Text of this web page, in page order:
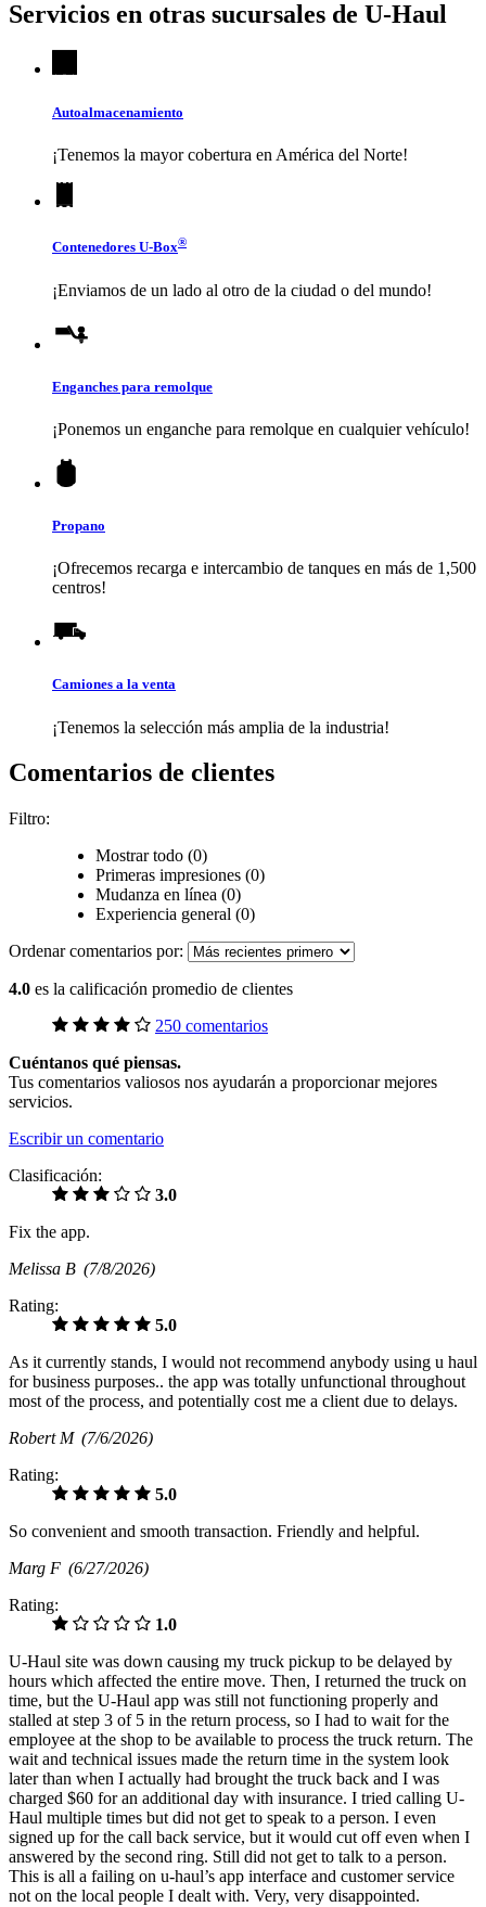
Servicios en otras sucursales de U-Haul
Autoalmacenamiento
¡Tenemos la mayor cobertura en América del Norte!
Contenedores U-Box®
¡Enviamos de un lado al otro de la ciudad o del mundo!
Enganches para remolque
¡Ponemos un enganche para remolque en cualquier vehículo!
Propano
¡Ofrecemos recarga e intercambio de tanques en más de 1,500
centros!
Camiones a la venta
¡Tenemos la selección más amplia de la industria!
Comentarios de clientes
Filtro:
Mostrar todo (0)
Primeras impresiones (0)
Mudanza en línea (0)
Experiencia general (0)
Ordenar comentarios por:
4.0 es la calificación promedio de clientes
250 comentarios
Cuéntanos qué piensas.
Tus comentarios valiosos nos ayudarán a proporcionar mejores
servicios.
Escribir un comentario
Clasificación:
3.0
Fix the app.
Melissa B (7/8/2026)
Rating:
5.0
As it currently stands, I would not recommend anybody using u haul
for business purposes.. the app was totally unfunctional throughout
most of the process, and potentially cost me a client due to delays.
Robert M (7/6/2026)
Rating:
5.0
So convenient and smooth transaction. Friendly and helpful.
Marg F (6/27/2026)
Rating:
1.0
U-Haul site was down causing my truck pickup to be delayed by
hours which affected the entire move. Then, I returned the truck on
time, but the U-Haul app was still not functioning properly and
stalled at step 3 of 5 in the return process, so I had to wait for the
employee at the shop to be available to process the truck return. The
wait and technical issues made the return time in the system look
later than when I actually had brought the truck back and I was
charged $60 for an additional day with insurance. I tried calling U-
Haul multiple times but did not get to speak to a person. I even
signed up for the call back service, but it would cut off even when I
answered by the second ring. Still did not get to talk to a person.
This is all a failing on u-haul’s app interface and customer service
not on the local people I dealt with. Very, very disappointed.